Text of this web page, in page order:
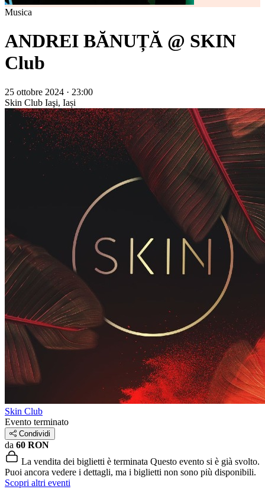
Musica
ANDREI BĂNUȚĂ @ SKIN
Club
25 ottobre 2024 · 23:00
Skin Club Iaşi, Iași
Skin Club
Evento terminato
Condividi
da 60 RON
La vendita dei biglietti è terminata Questo evento si è già svolto.
Puoi ancora vedere i dettagli, ma i biglietti non sono più disponibili.
Scopri altri eventi